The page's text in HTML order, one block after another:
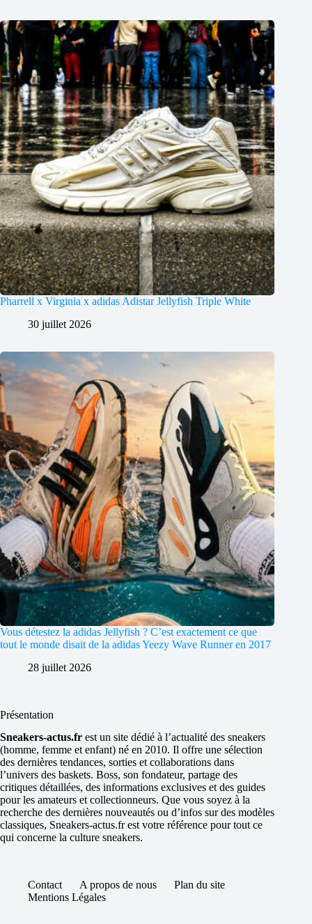
Pharrell x Virginia x adidas Adistar Jellyfish Triple White
30 juillet 2026
Vous détestez la adidas Jellyfish ? C’est exactement ce que
tout le monde disait de la adidas Yeezy Wave Runner en 2017
28 juillet 2026
Présentation
Sneakers-actus.fr est un site dédié à l’actualité des sneakers
(homme, femme et enfant) né en 2010. Il offre une sélection
des dernières tendances, sorties et collaborations dans
l’univers des baskets. Boss, son fondateur, partage des
critiques détaillées, des informations exclusives et des guides
pour les amateurs et collectionneurs. Que vous soyez à la
recherche des dernières nouveautés ou d’infos sur des modèles
classiques, Sneakers-actus.fr est votre référence pour tout ce
qui concerne la culture sneakers.
Contact A propos de nous
Plan du site
Mentions Légales